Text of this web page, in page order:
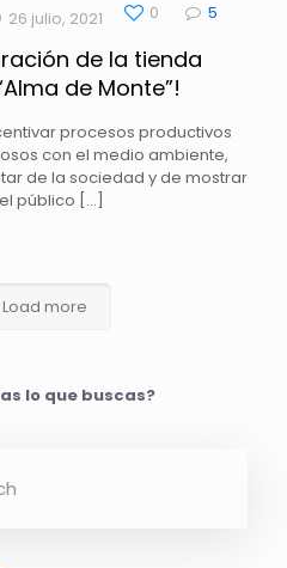
26 julio, 2021 0 5
de la tienda
de Monte”!
procesos productivos
con el medio ambiente,
de la sociedad y de mostrar
público […]
Load more
lo que buscas?